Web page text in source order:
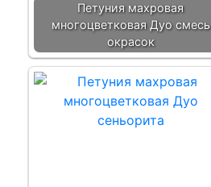
Петуния махровая
многоцветковая Дуо смесь
окрасок